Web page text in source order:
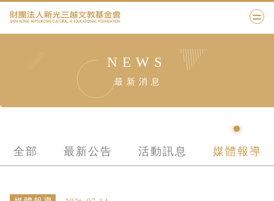
NEWS
最新消息
全部 最新公告 活動訊息 媒體報導